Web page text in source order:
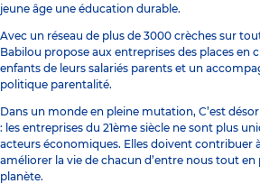
jeune âge une éducation durable.
Avec un réseau de plus de 3000 crèches sur
Babilou propose aux entreprises des places en
enfants de leurs salariés parents et un
politique parentalité.
Dans un monde en pleine mutation, C’est
: les entreprises du 21ème siècle ne sont plus
acteurs économiques. Elles doivent contribuer
améliorer la vie de chacun d’entre nous tout
planète.